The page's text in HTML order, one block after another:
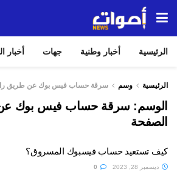
الرئيسية أخبار وطنية جهات أخبار
الرئيسية وسم سرقة حساب فيس بوك عن طريق
الوسم: سرقة حساب فيس بوك
الصفحة
كيف تستعيد حساب فيسبوك المسروق؟
ديسمبر 28, 2023